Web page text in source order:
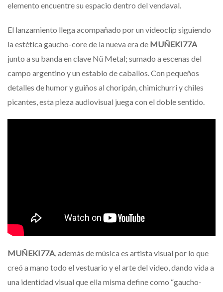
elemento encuentre su espacio dentro del vendaval.
El lanzamiento llega acompañado por un videoclip siguiendo
la estética gaucho-core de la nueva era de MUÑEKI77A
junto a su banda en clave Nü Metal; sumado a escenas del
campo argentino y un establo de caballos. Con pequeños
detalles de humor y guiños al choripán, chimichurri y chiles
picantes, esta pieza audiovisual juega con el doble sentido.
MUÑEKI77A, además de música es artista visual por lo que
creó a mano todo el vestuario y el arte del video, dando vida a
una identidad visual que ella misma define como “gaucho-